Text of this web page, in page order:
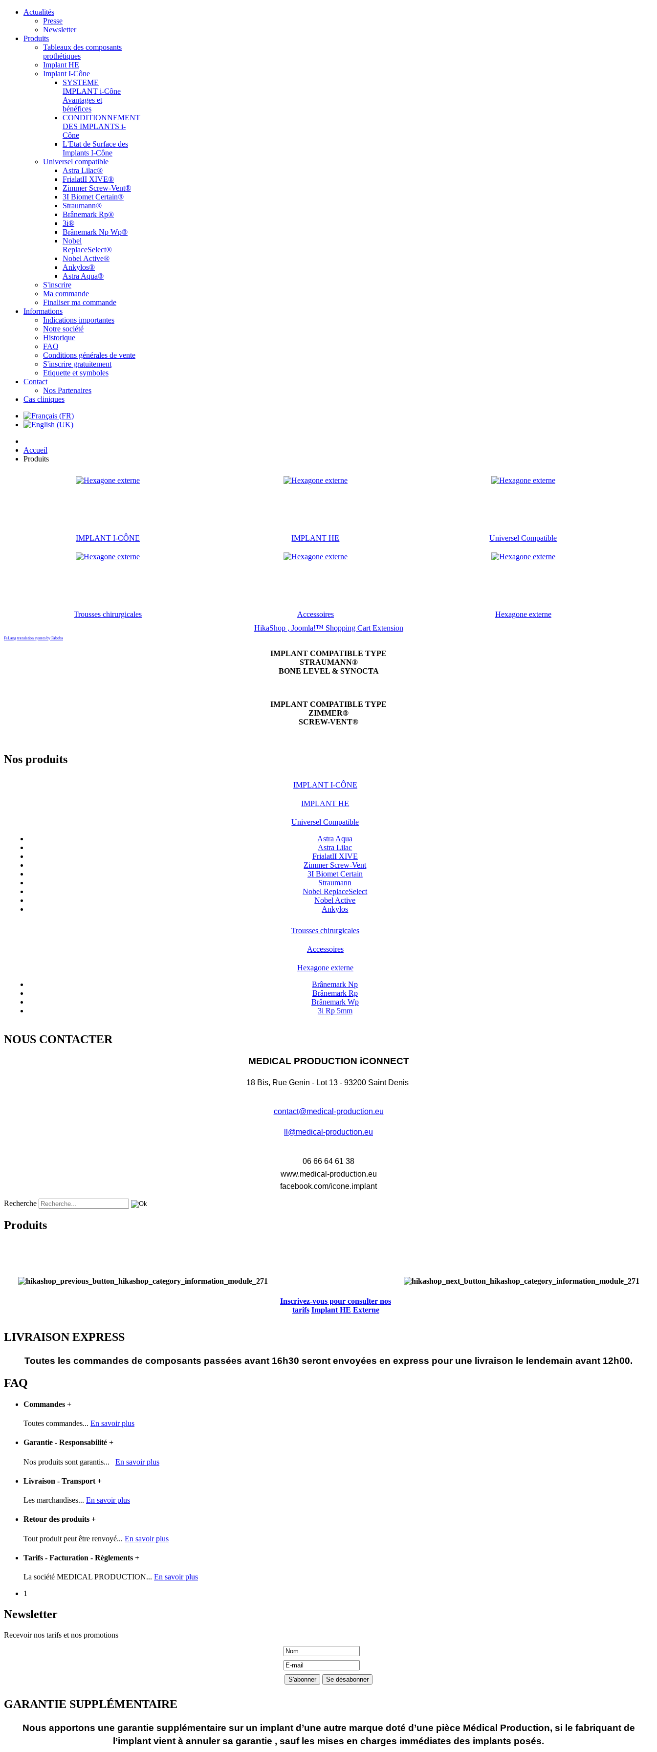
Actualités
Presse
Newsletter
Produits
Tableaux des composants
prothétiques
Implant HE
Implant I-Cône
SYSTEME
IMPLANT i-Cône
Avantages et
bénéfices
CONDITIONNEMENT
DES IMPLANTS i-
Cône
L'Etat de Surface des
Implants I-Cône
Universel compatible
Astra Lilac®
FrialatII XIVE®
Zimmer Screw-Vent®
3I Biomet Certain®
Straumann®
Brânemark Rp®
3i®
Brânemark Np Wp®
Nobel
ReplaceSelect®
Nobel Active®
Ankylos®
Astra Aqua®
S'inscrire
Ma commande
Finaliser ma commande
Informations
Indications importantes
Notre société
Historique
FAQ
Conditions générales de vente
S'inscrire gratuitement
Etiquette et symboles
Contact
Nos Partenaires
Cas cliniques
Accueil
Produits
IMPLANT I-CÔNE IMPLANT HE Universel Compatible
Trousses chirurgicales Accessoires
Hexagone externe
HikaShop , Joomla!™ Shopping Cart Extension
FaLang translation system by Faboba
IMPLANT COMPATIBLE TYPE
STRAUMANN®
BONE LEVEL & SYNOCTA
IMPLANT COMPATIBLE TYPE
ZIMMER®
SCREW-VENT®
Nos produits
IMPLANT I-CÔNE
IMPLANT HE
Universel Compatible
Astra Aqua
Astra Lilac
FrialatII XIVE
Zimmer Screw-Vent
3I Biomet Certain
Straumann
Nobel ReplaceSelect
Nobel Active
Ankylos
Trousses chirurgicales
Accessoires
Hexagone externe
Brânemark Np
Brânemark Rp
Brânemark Wp
3i Rp 5mm
NOUS CONTACTER
MEDICAL PRODUCTION iCONNECT
18 Bis, Rue Genin - Lot 13 - 93200 Saint Denis
contact@medical-production.eu
ll@medical-production.eu
06 66 64 61 38
www.medical-production.eu
facebook.com/icone.implant
Recherche
Produits
Inscrivez-vous pour consulter nos
tarifs Implant HE Externe
LIVRAISON EXPRESS
Toutes les commandes de composants passées avant 16h30 seront envoyées en express pour une livraison le lendemain avant 12h00.
FAQ
Commandes +
Toutes commandes... En savoir plus
Garantie - Responsabilité +
Nos produits sont garantis... En savoir plus
Livraison - Transport +
Les marchandises... En savoir plus
Retour des produits +
Tout produit peut être renvoyé... En savoir plus
Tarifs - Facturation - Règlements +
La société MEDICAL PRODUCTION... En savoir plus
1
Newsletter
Recevoir nos tarifs et nos promotions
GARANTIE SUPPLÉMENTAIRE
Nous apportons une garantie supplémentaire sur un implant d’une autre marque doté d’une pièce Médical Production, si le fabriquant de
l’implant vient à annuler sa garantie , sauf les mises en charges immédiates des implants posés.